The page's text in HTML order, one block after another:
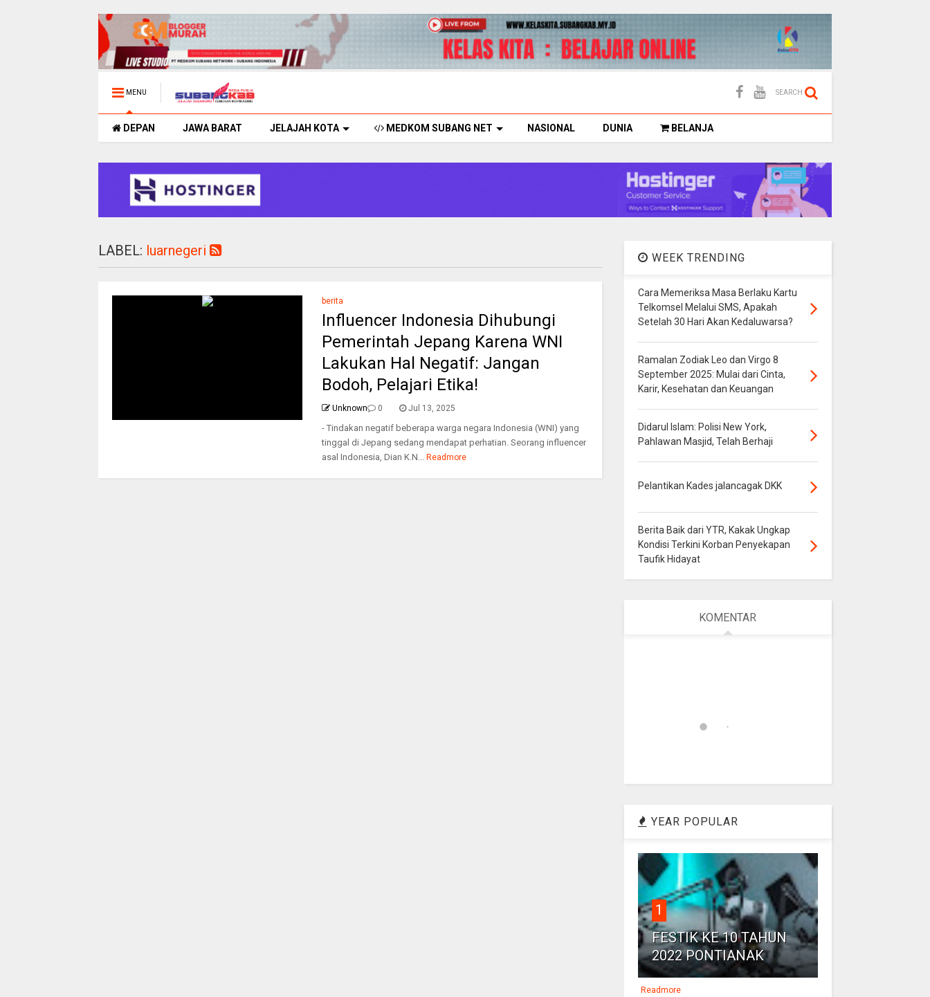
MENU SEARCH
DEPAN JAWA BARAT JELAJAH KOTA MEDKOM SUBANG NET NASIONAL DUNIA BELANJA
LABEL: luarnegeri
berita
Influencer Indonesia Dihubungi
Pemerintah Jepang Karena WNI
Lakukan Hal Negatif: Jangan
Bodoh, Pelajari Etika!
Unknown 0 Jul 13, 2025
- Tindakan negatif beberapa warga negara Indonesia (WNI) yang
tinggal di Jepang sedang mendapat perhatian. Seorang influencer
asal Indonesia, Dian K.N... Readmore
WEEK TRENDING
Cara Memeriksa Masa Berlaku Kartu
Telkomsel Melalui SMS, Apakah
Setelah 30 Hari Akan Kedaluwarsa?
Ramalan Zodiak Leo dan Virgo 8
September 2025: Mulai dari Cinta,
Karir, Kesehatan dan Keuangan
Didarul Islam: Polisi New York,
Pahlawan Masjid, Telah Berhaji
Pelantikan Kades jalancagak DKK
Berita Baik dari YTR, Kakak Ungkap
Kondisi Terkini Korban Penyekapan
Taufik Hidayat
KOMENTAR
YEAR POPULAR
1
FESTIK KE 10 TAHUN
2022 PONTIANAK
Readmore